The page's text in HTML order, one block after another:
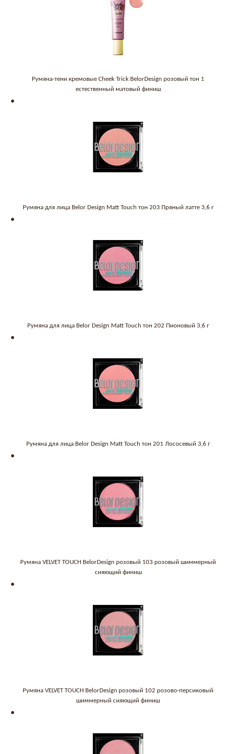
Румяна-тени кремовые Cheek Trick BelorDesign розовый тон 1
естественный матовый финиш
Румяна для лица Belor Design Matt Touch тон 203 Пряный латте 3,6 г
Румяна для лица Belor Design Matt Touch тон 202 Пионовый 3,6 г
Румяна для лица Belor Design Matt Touch тон 201 Лососевый 3,6 г
Румяна VELVET TOUCH BelorDesign розовый 103 розовый шиммерный
сияющий финиш
Румяна VELVET TOUCH BelorDesign розовый 102 розово-персиковый
шиммерный сияющий финиш